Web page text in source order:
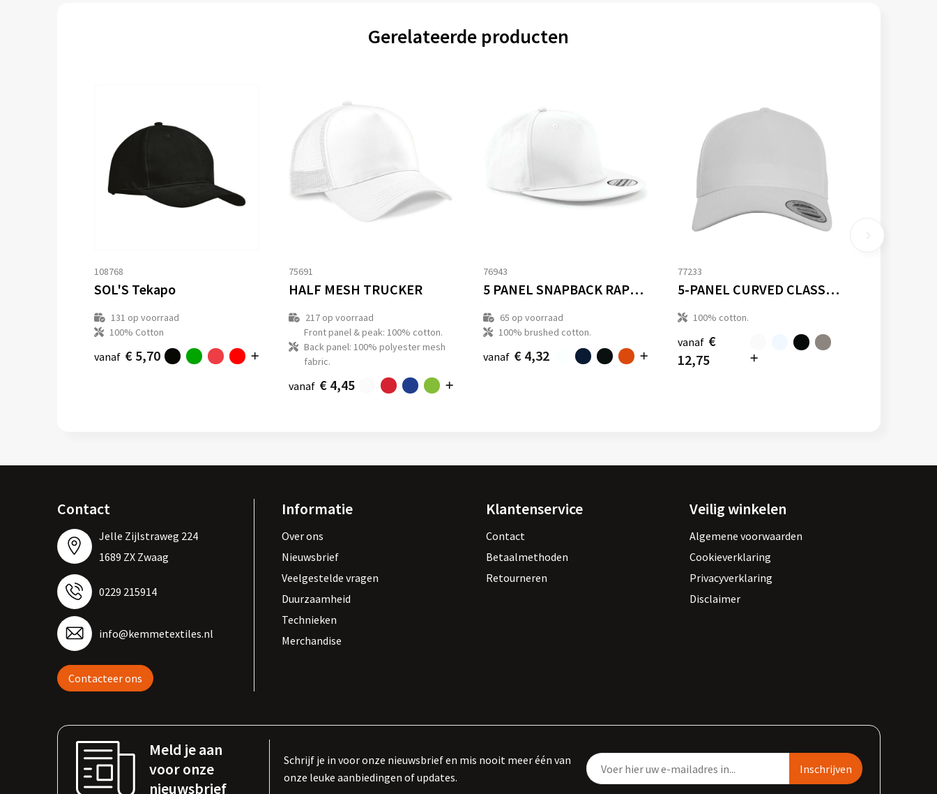
Gerelateerde producten
108768
SOL'S Tekapo
131 op voorraad
100% Cotton
vanaf € 5,70
75691
HALF MESH TRUCKER
217op voorraad
Front panel & peak: 100% cotton.
Back panel: 100% polyester mesh
fabric.
vanaf € 4,45
76943
5 PANEL SNAPBACK RAPPER CAP
65 op voorraad
100% brushed cotton.
vanaf € 4,32
77233
5-PANEL CURVED CLASSIC SNAPBACK
100% cotton.
vanaf €
12,75
Contact
Jelle Zijlstraweg 224
1689 ZX Zwaag
0229 215914
info@kemmetextiles.nl
Contacteer ons
Informatie
Over ons
Nieuwsbrief
Veelgestelde vragen
Duurzaamheid
Technieken
Merchandise
Klantenservice
Contact
Betaalmethoden
Retourneren
Veilig winkelen
Algemene voorwaarden
Cookieverklaring
Privacyverklaring
Disclaimer
Meld je aan
voor onze
nieuwsbrief
Schrijf je in voor onze nieuwsbrief en mis nooit meer één van
onze leuke aanbiedingen of updates.